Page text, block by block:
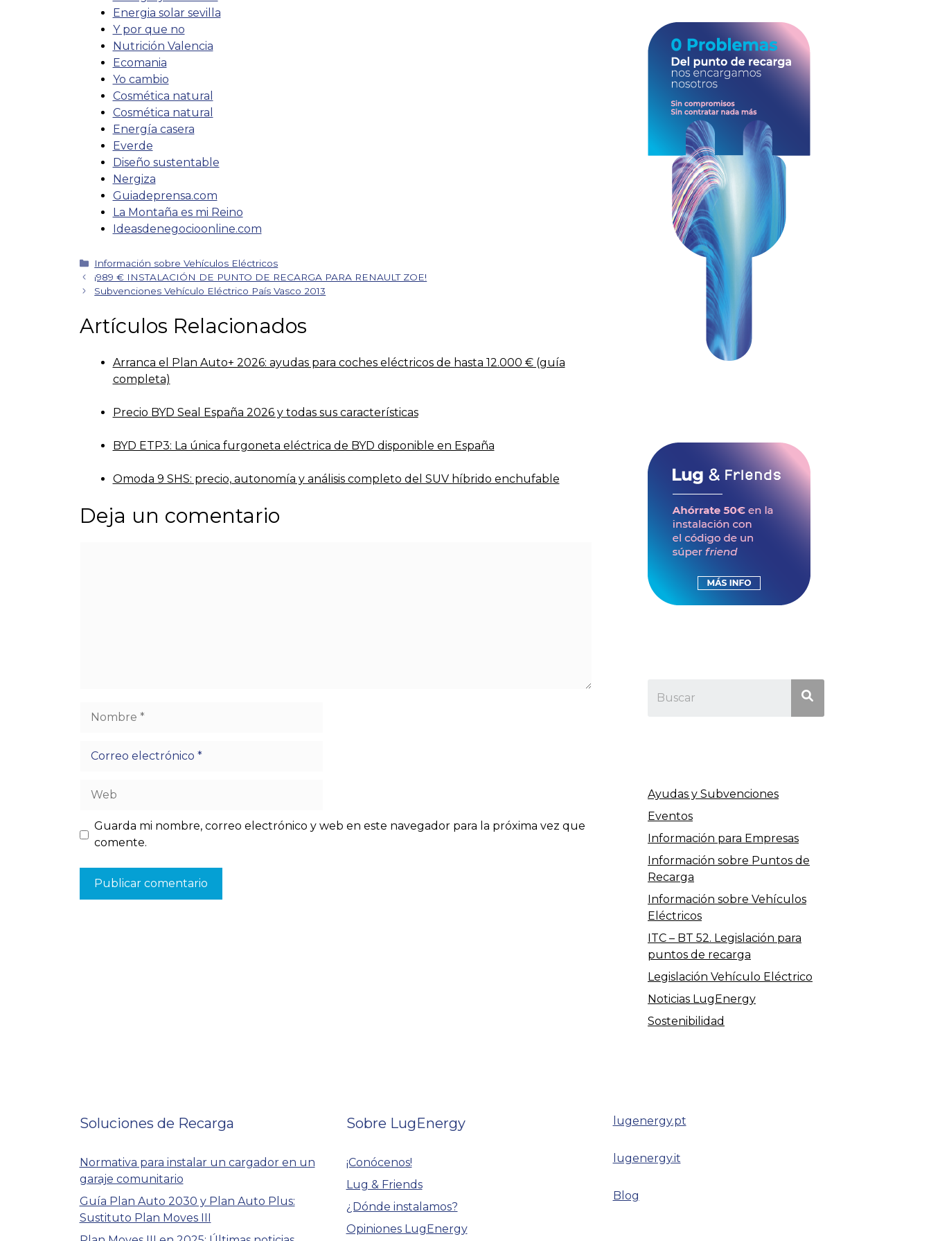
Energia solar sevilla
Y por que no
Nutrición Valencia
Ecomania
Yo cambio
Cosmética natural
Cosmética natural
Energía casera
Everde
Diseño sustentable
Nergiza
Guiadeprensa.com
La Montaña es mi Reino
Ideasdenegocioonline.com
Categorías
Información sobre Vehículos Eléctricos
Navegación
de
¡989 € INSTALACIÓN DE PUNTO DE RECARGA PARA RENAULT ZOE!
Subvenciones Vehículo Eléctrico País Vasco 2013
Artículos Relacionados
Arranca el Plan Auto+ 2026: ayudas para coches eléctricos de hasta 12.000 € (guía
completa)
Precio BYD Seal España 2026 y todas sus características
BYD ETP3: La única furgoneta eléctrica de BYD disponible en España
Omoda 9 SHS: precio, autonomía y análisis completo del SUV híbrido enchufable
Deja un comentario
Nombre
Guarda mi nombre, correo electrónico y web en este navegador para la próxima vez que
comente.
Ayudas y Subvenciones
Eventos
Información para Empresas
Información sobre Puntos de
Recarga
Información sobre Vehículos
Eléctricos
ITC – BT 52. Legislación para
puntos de recarga
Legislación Vehículo Eléctrico
Noticias LugEnergy
Sostenibilidad
Soluciones de Recarga
Normativa para instalar un cargador en un
garaje comunitario
Guía Plan Auto 2030 y Plan Auto Plus:
Sustituto Plan Moves III
Sobre LugEnergy
¡Conócenos!
Lug & Friends
¿Dónde instalamos?
Opiniones LugEnergy
lugenergy.pt
lugenergy.it
Blog